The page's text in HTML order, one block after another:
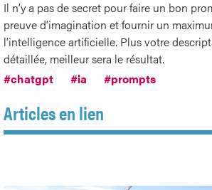
Il n’y a pas de secret pour faire un bon
preuve d’imagination et fournir un
l’intelligence artificielle. Plus votre
détaillée, meilleur sera le résultat.
#chatgpt
#ia #prompts
Articles en lien